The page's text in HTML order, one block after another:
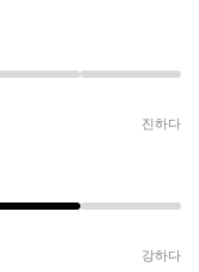
진하다
강하다